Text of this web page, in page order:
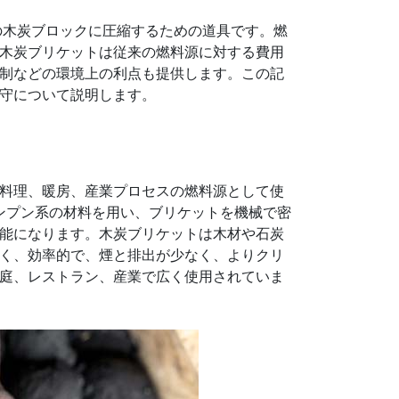
炭ブロックに圧縮するための道具です。燃
炭ブリケットは従来の燃料源に対する費用
などの環境上の利点も提供します。この記
ついて説明します。
理、暖房、産業プロセスの燃料源として使
ン系の材料を用い、ブリケットを機械で密
になります。木炭ブリケットは木材や石炭
、効率的で、煙と排出が少なく、よりクリ
、レストラン、産業で広く使用されていま